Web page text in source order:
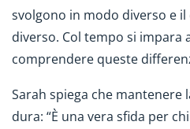
svolgono in modo diverso e
diverso. Col tempo si impara
comprendere queste
Sarah spiega che mantenere
dura: “È una vera sfida per